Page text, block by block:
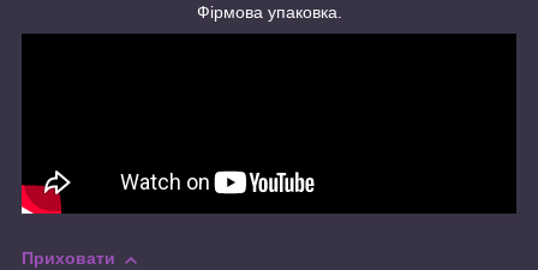
Фірмова упаковка.
Приховати